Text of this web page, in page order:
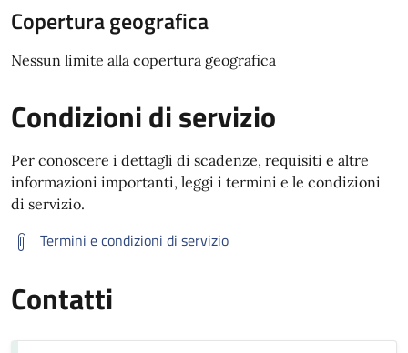
Copertura geografica
Nessun limite alla copertura geografica
Condizioni di servizio
Per conoscere i dettagli di scadenze, requisiti e altre
informazioni importanti, leggi i termini e le condizioni
di servizio.
Termini e condizioni di servizio
Contatti